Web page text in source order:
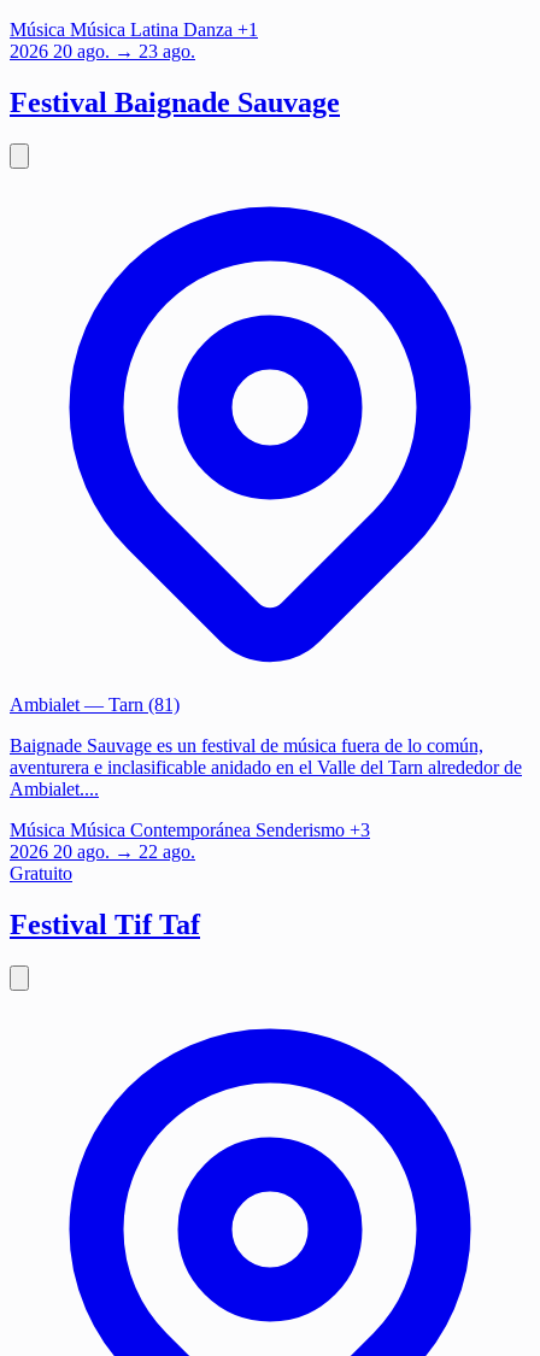
Música Música Latina Danza +1
2026 20 ago. → 23 ago.
Festival Baignade Sauvage
Ambialet — Tarn (81)
Baignade Sauvage es un festival de música fuera de lo común,
aventurera e inclasificable anidado en el Valle del Tarn alrededor de
Ambialet....
Música Música Contemporánea Senderismo +3
2026 20 ago. → 22 ago.
Gratuito
Festival Tif Taf